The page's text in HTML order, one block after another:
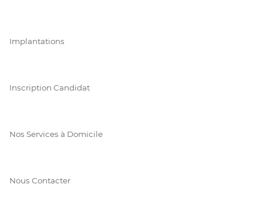
Implantations
Inscription Candidat
Nos Services à Domicile
Nous Contacter